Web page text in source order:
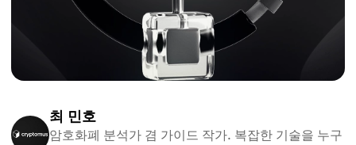
최 민호
암호화폐 분석가 겸 가이드 작가. 복잡한 기술을 누구